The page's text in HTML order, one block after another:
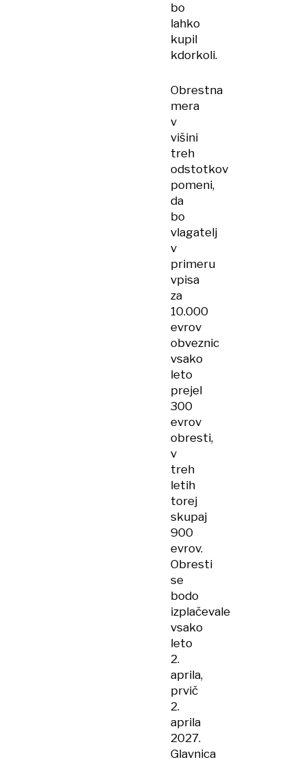
bo
lahko
kupil
kdorkoli.
Obrestna
mera
v
višini
treh
odstotkov
pomeni,
da
bo
vlagatelj
v
primeru
vpisa
za
10.000
evrov
obveznic
vsako
leto
prejel
300
evrov
obresti,
v
treh
letih
torej
skupaj
900
evrov.
Obresti
se
bodo
izplačevale
vsako
leto
2.
aprila,
prvič
2.
aprila
2027.
Glavnica